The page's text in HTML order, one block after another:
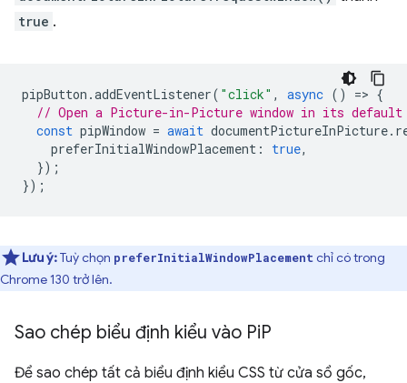
true .
pipButton .addEventListener( "click" , async () => {
// Open a Picture-in-Picture window in its
const pipWindow = await documentPictureInPicture.
preferInitialWindowPlacement : true,
});
});
Lưu ý:Tuỳ chọn preferInitialWindowPlacement chỉ có trong
Chrome 130 trở lên.
Sao chép biểu định kiểu vào PiP
Để sao chép tất cả biểu định kiểu CSS từ cửa sổ gốc,